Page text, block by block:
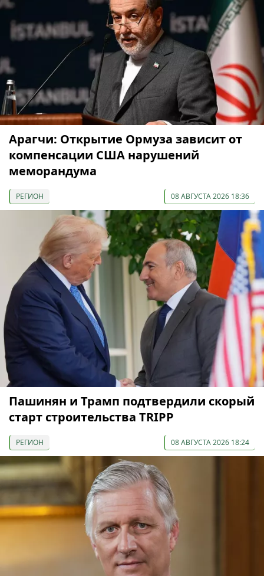
Арагчи: Открытие Ормуза зависит от
компенсации США нарушений
меморандума
РЕГИОН 08 АВГУСТА 2026 18:36
Пашинян и Трамп подтвердили скорый
старт строительства TRIPP
РЕГИОН 08 АВГУСТА 2026 18:24